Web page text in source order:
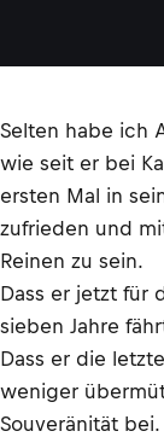
Selten habe ich
wie seit er bei
ersten Mal in
zufrieden und
Reinen zu sein.
Dass er jetzt für
sieben Jahre
Dass er die
weniger
Souveränität bei.